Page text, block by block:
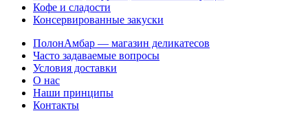
Кофе и сладости
Консервированные закуски
ПолонАмбар — магазин деликатесов
Часто задаваемые вопросы
Условия доставки
О нас
Наши принципы
Контакты